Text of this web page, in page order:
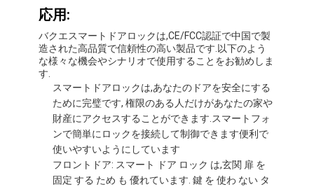
スマートなドア ロック
棚のドアロック
ドアの付属ハードウェア
シリンダー ドアのノブ
管状の鍵
スマートキャビネットロック
応用:
バクエスマートドアロックは,CE/FCC認証で中国で製
造された高品質で信頼性の高い製品です.以下のよう
な様々な機会やシナリオで使用することをお勧めしま
す.
スマートドアロックは,あなたのドアを安全にする
ために完璧です, 権限のある人だけがあなたの家や
財産にアクセスすることができます.スマートフォ
ンで簡単にロックを接続して制御できます便利で
使いやすいようにしています
フロントドア: スマート ドア ロック は,玄関 扉 を
固定 する ため も 優れています. 鍵 を 使わ ない タ